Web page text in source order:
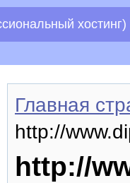
хостинг)
Главная
http://
http://